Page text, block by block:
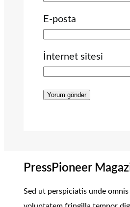
E-posta
İnternet sitesi
PressPioneer
Sed ut perspiciatis unde